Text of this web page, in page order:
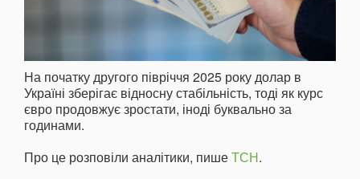
На початку другого півріччя 2025 року долар в
Україні зберігає відносну стабільність, тоді як курс
євро продовжує зростати, іноді буквально за
годинами.
Про це розповіли аналітики, пишеТСН.